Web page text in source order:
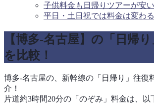
子供料金も日帰りツアーが安
平日・土日祝では料金は変わ
【博多-名古屋】の「日帰
を比較！
博多-名古屋の、新幹線の「日帰り」往復
介！
片道約3時間20分の「のぞみ」料金は、